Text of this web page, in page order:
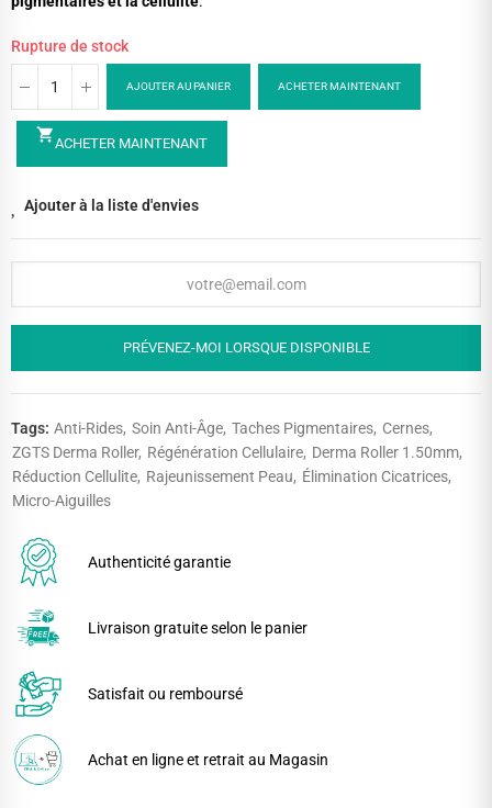
Rupture de stock
AJOUTER AU PANIER ACHETER MAINTENANT
shopping_cartACHETER MAINTENANT
Ajouter à la liste d'envies
PRÉVENEZ-MOI LORSQUE DISPONIBLE
Tags: Anti-Rides Soin Anti-Âge Taches Pigmentaires Cernes
ZGTS Derma Roller Régénération Cellulaire Derma Roller 1.50mm
Réduction Cellulite Rajeunissement Peau
Élimination Cicatrices
Micro-Aiguilles
Authenticité garantie
Livraison gratuite selon le panier
Satisfait ou remboursé
Achat en ligne et retrait au Magasin